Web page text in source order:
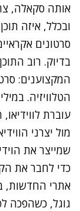
אותה סקאלה,
ובכלל, איזה
סרטונים
בדיוק. רוב
המקצוענים:
הטלוויזיה.
עוברת
מול יצרני
שמייצר את
כדי לחבר את
אתרי החדשות,
גוגל, כשהפכה